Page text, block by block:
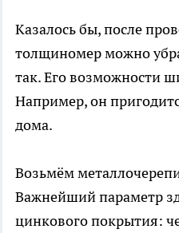
Казалось бы, после
толщиномер можно
так. Его возможности
Например, он
дома.
Возьмём
Важнейший параметр
цинкового покрытия: